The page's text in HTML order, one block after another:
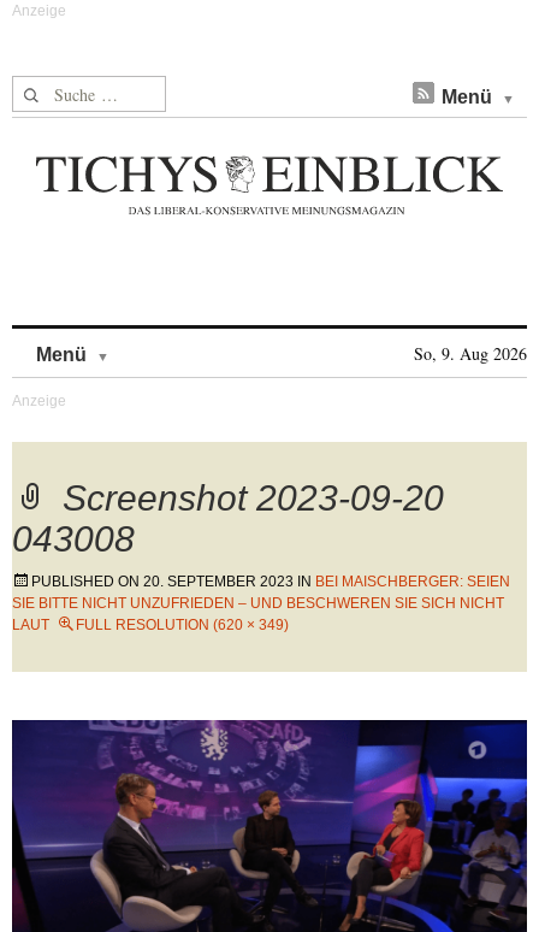
Suche nach: Menü
Menü So, 9. Aug 2026
Screenshot 2023-09-20
043008
PUBLISHED ON 20. SEPTEMBER 2023 IN BEI MAISCHBERGER: SEIEN
SIE BITTE NICHT UNZUFRIEDEN – UND BESCHWEREN SIE SICH NICHT
LAUT
FULL RESOLUTION (620 × 349)